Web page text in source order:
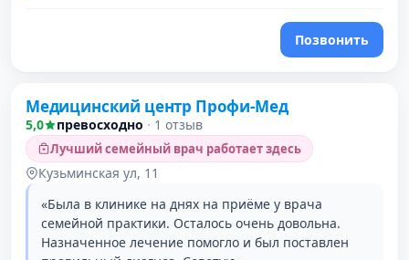
Позвонить
2 место в рейтинге
Медицинский центр Профи-Мед
5,0 превосходно · 1 отзыв
Лучший семейный врач работает здесь
Кузьминская ул, 11
«Была в клинике на днях на приёме у врача
семейной практики. Осталось очень довольна.
Назначенное лечение помогло и был поставлен